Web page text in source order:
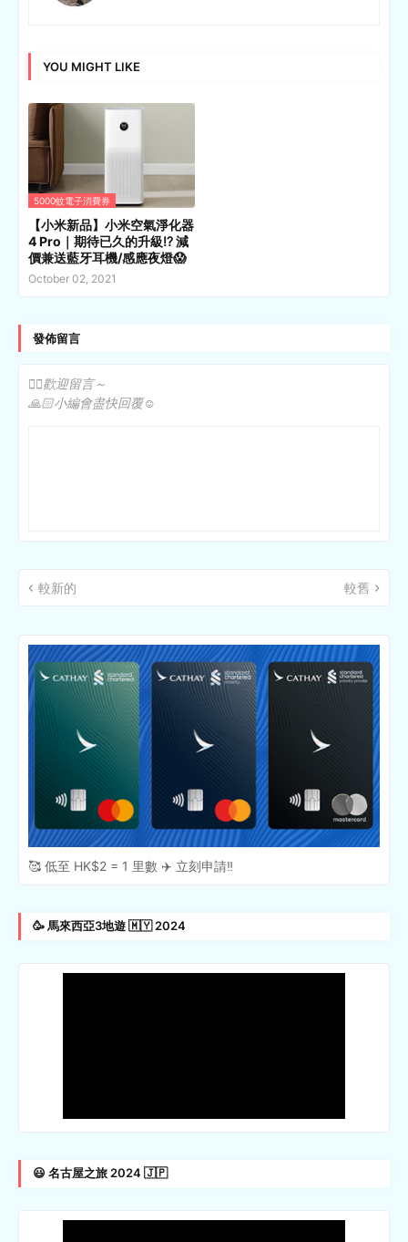
YOU MIGHT LIKE
5000蚊電子消費券
【小米新品】小米空氣淨化器
4 Pro｜期待已久的升級⁉️ 減
價兼送藍牙耳機/感應夜燈😱
October 02, 2021
發佈留言
✍🏻歡迎留言～
🙏🏻小編會盡快回覆☺️
較新的 較舊
🥰 低至 HK$2 = 1 里數 ✈️ 立刻申請‼️
🥳 馬來西亞3地遊 🇲🇾 2024
😃 名古屋之旅 2024 🇯🇵